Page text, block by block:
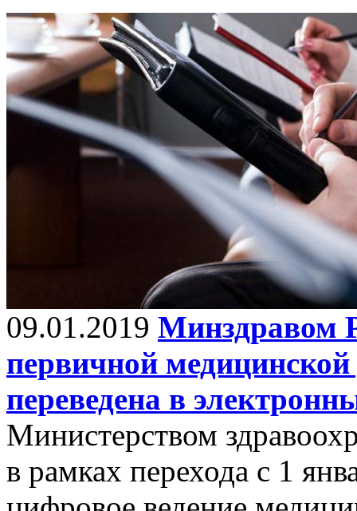
09.01.2019 Минздравом
первичной
переведена в
Министерством
в рамках перехода с 1